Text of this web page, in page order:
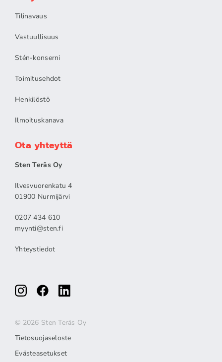
Tilinavaus
Vastuullisuus
Stén-konserni
Toimitusehdot
Henkilöstö
Ilmoituskanava
Ota yhteyttä
Sten Teräs Oy
Ilvesvuorenkatu 4
01900 Nurmijärvi
0207 434 610
myynti@sten.fi
Yhteystiedot
© 2026 Sten Teräs Oy
Tietosuojaseloste
Evästeasetukset